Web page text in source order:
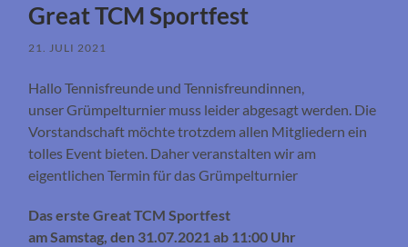
Great TCM Sportfest
21. JULI 2021
Hallo Tennisfreunde und Tennisfreundinnen,
unser Grümpelturnier muss leider abgesagt werden. Die
Vorstandschaft möchte trotzdem allen Mitgliedern ein
tolles Event bieten. Daher veranstalten wir am
eigentlichen Termin für das Grümpelturnier
Das erste Great TCM Sportfest
am Samstag, den 31.07.2021 ab 11:00 Uhr